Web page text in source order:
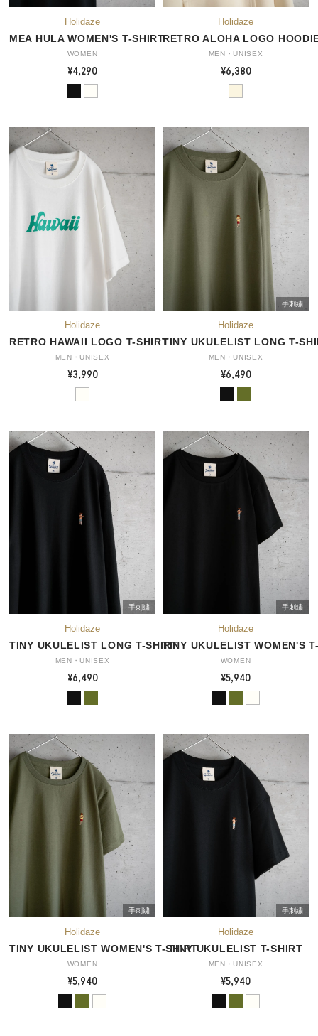
MEA HULA WOMEN'S T-SHIRT
WOMEN
¥4,290
RETRO ALOHA LOGO
MEN・UNISEX
¥6,380
RETRO HAWAII LOGO T-SHIRT
MEN・UNISEX
¥3,990
手刺繍
TINY UKULELIST LONG T-
MEN・UNISEX
¥6,490
手刺繍
TINY UKULELIST LONG T-SHIRT
MEN・UNISEX
¥6,490
手刺繍
TINY UKULELIST WOMEN'S
WOMEN
¥5,940
手刺繍
TINY UKULELIST WOMEN'S T-SHIRT
WOMEN
¥5,940
手刺繍
TINY UKULELIST T-SHIRT
MEN・UNISEX
¥5,940